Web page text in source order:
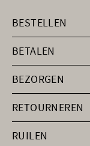
BESTELLEN
BETALEN
BEZORGEN
RETOURNEREN
RUILEN